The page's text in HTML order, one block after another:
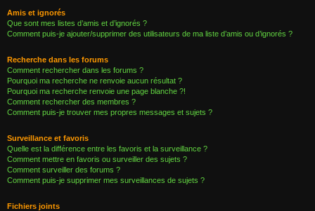
Amis et ignorés
Que sont mes listes d’amis et d’ignorés ?
Comment puis-je ajouter/supprimer des utilisateurs de ma liste d’amis ou d’ignorés ?
Recherche dans les forums
Comment rechercher dans les forums ?
Pourquoi ma recherche ne renvoie aucun résultat ?
Pourquoi ma recherche renvoie une page blanche ?!
Comment rechercher des membres ?
Comment puis-je trouver mes propres messages et sujets ?
Surveillance et favoris
Quelle est la différence entre les favoris et la surveillance ?
Comment mettre en favoris ou surveiller des sujets ?
Comment surveiller des forums ?
Comment puis-je supprimer mes surveillances de sujets ?
Fichiers joints